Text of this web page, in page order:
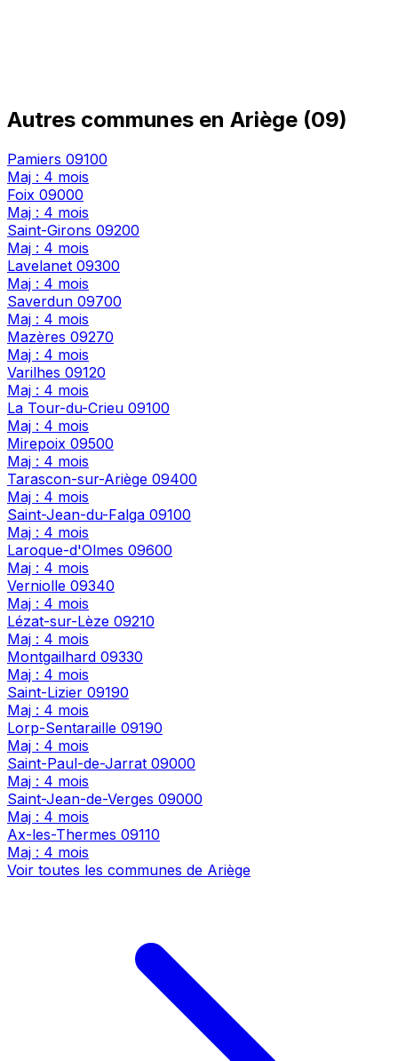
Autres communes en Ariège (09)
Pamiers 09100
Maj : 4 mois
Foix 09000
Maj : 4 mois
Saint-Girons 09200
Maj : 4 mois
Lavelanet 09300
Maj : 4 mois
Saverdun 09700
Maj : 4 mois
Mazères 09270
Maj : 4 mois
Varilhes 09120
Maj : 4 mois
La Tour-du-Crieu 09100
Maj : 4 mois
Mirepoix 09500
Maj : 4 mois
Tarascon-sur-Ariège 09400
Maj : 4 mois
Saint-Jean-du-Falga 09100
Maj : 4 mois
Laroque-d'Olmes 09600
Maj : 4 mois
Verniolle 09340
Maj : 4 mois
Lézat-sur-Lèze 09210
Maj : 4 mois
Montgailhard 09330
Maj : 4 mois
Saint-Lizier 09190
Maj : 4 mois
Lorp-Sentaraille 09190
Maj : 4 mois
Saint-Paul-de-Jarrat 09000
Maj : 4 mois
Saint-Jean-de-Verges 09000
Maj : 4 mois
Ax-les-Thermes 09110
Maj : 4 mois
Voir toutes les communes de Ariège